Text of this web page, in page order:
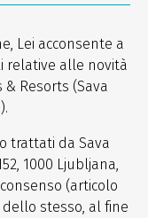
Lei acconsente a
relative alle novità
Resorts (Sava
trattati da Sava
1000 Ljubljana,
(articolo
dello stesso, al fine